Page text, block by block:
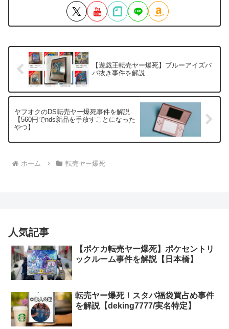
【遊戯王転売ヤー爆死】ブルーアイズバ
バ抜き事件を解説
ヤフオクのDS転売ヤー爆死事件を解説
【560円でnds新品を手放すことになった
やつ】
ホーム 転売ヤー爆死
人気記事
【ポケカ転売ヤー爆死】ポケセントリ
ックルーム事件を解説【日本橋】
転売ヤー爆死！スタバ福袋買占め事件
を解説【deking7777/実名特定】